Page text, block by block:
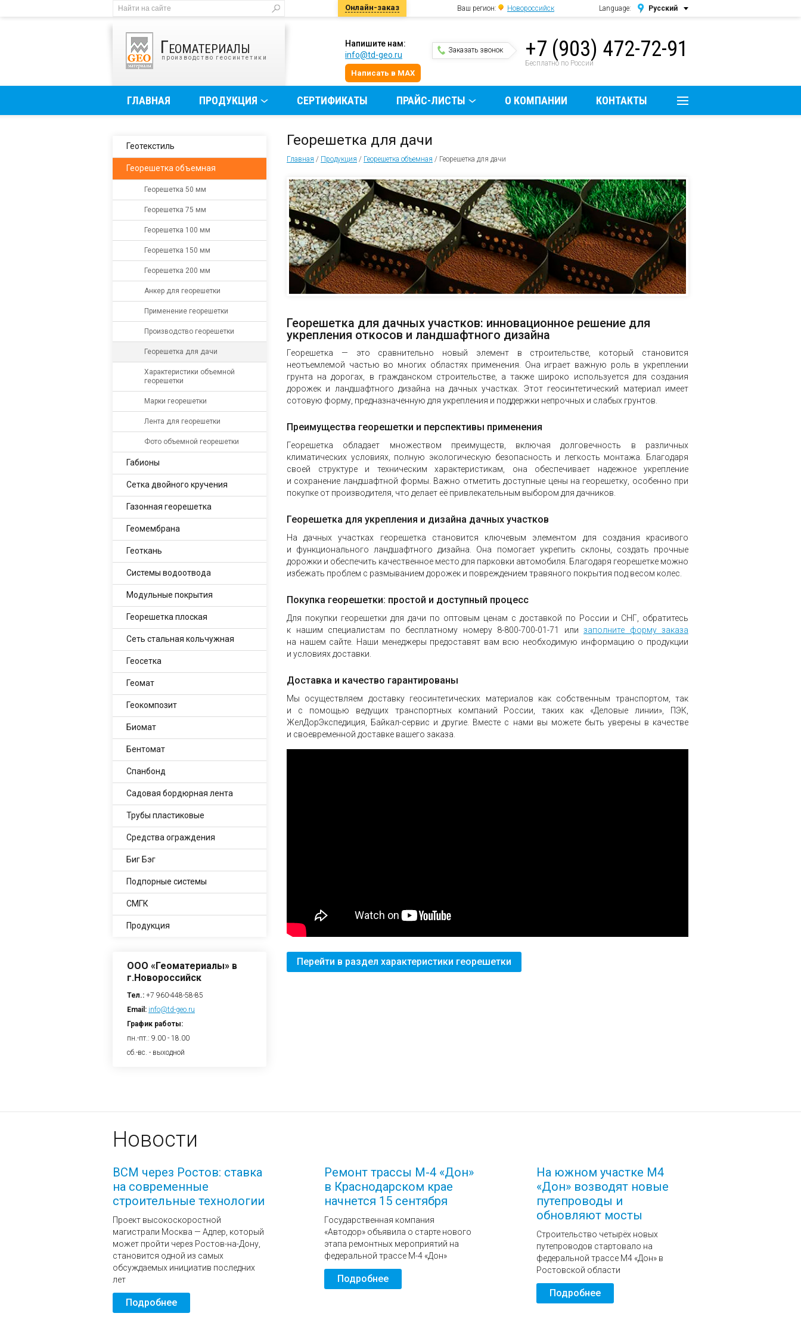
Онлайн-заказ Ваш регион: Новороссийск Language: Русский
English
+7 (903) 472-72-91
Бесплатно по России
Заказать звонок
Напишите нам:
info@td-geo.ru
Написать в MAX
Геоматериалы
производство геосинтетики
ГЛАВНАЯ ПРОДУКЦИЯ СЕРТИФИКАТЫ ПРАЙС-ЛИСТЫ О КОМПАНИИ КОНТАКТЫ
Георешетка для дачи
Главная / Продукция / Георешетка объемная / Георешетка для дачи
Георешетка для дачных участков: инновационное решение для
укрепления откосов и ландшафтного дизайна
Георешетка — это сравнительно новый элемент в строительстве, который становится
неотъемлемой частью во многих областях применения. Она играет важную роль в укреплении
грунта на дорогах, в гражданском строительстве, а также широко используется для создания
дорожек и ландшафтного дизайна на дачных участках. Этот геосинтетический материал имеет
сотовую форму, предназначенную для укрепления и поддержки непрочных и слабых грунтов.
Преимущества георешетки и перспективы применения
Георешетка обладает множеством преимуществ, включая долговечность в различных
климатических условиях, полную экологическую безопасность и легкость монтажа. Благодаря
своей структуре и техническим характеристикам, она обеспечивает надежное укрепление
и сохранение ландшафтной формы. Важно отметить доступные цены на георешетку, особенно при
покупке от производителя, что делает её привлекательным выбором для дачников.
Георешетка для укрепления и дизайна дачных участков
На дачных участках георешетка становится ключевым элементом для создания красивого
и функционального ландшафтного дизайна. Она помогает укрепить склоны, создать прочные
дорожки и обеспечить качественное место для парковки автомобиля. Благодаря георешетке можно
избежать проблем с размыванием дорожек и повреждением травяного покрытия под весом колес.
Покупка георешетки: простой и доступный процесс
Для покупки георешетки для дачи по оптовым ценам с доставкой по России и СНГ, обратитесь
к нашим специалистам по бесплатному номеру 8-800-700-01-71 или заполните форму заказа
на нашем сайте. Наши менеджеры предоставят вам всю необходимую информацию о продукции
и условиях доставки.
Доставка и качество гарантированы
Мы осуществляем доставку геосинтетических материалов как собственным транспортом, так
и с помощью ведущих транспортных компаний России, таких как «Деловые линии», ПЭК,
ЖелДорЭкспедиция, Байкал-сервис и другие. Вместе с нами вы можете быть уверены в качестве
и своевременной доставке вашего заказа.
Перейти в раздел характеристики георешетки
Геотекстиль
Георешетка объемная
Георешетка 50 мм
Георешетка 75 мм
Георешетка 100 мм
Георешетка 150 мм
Георешетка 200 мм
Анкер для георешетки
Применение георешетки
Производство георешетки
Георешетка для дачи
Характеристики объемной
георешетки
Марки георешетки
Лента для георешетки
Фото объемной георешетки
Габионы
Сетка двойного кручения
Газонная георешетка
Геомембрана
Геоткань
Системы водоотвода
Модульные покрытия
Георешетка плоская
Сеть стальная кольчужная
Геосетка
Геомат
Геокомпозит
Биомат
Бентомат
Спанбонд
Садовая бордюрная лента
Трубы пластиковые
Средства ограждения
Биг Бэг
Подпорные системы
СМГК
Продукция
ООО «Геоматериалы» в
г.Новороссийск
Тел.: +7 960-448-58-85
Email: info@td-geo.ru
График работы:
пн.-пт.: 9.00 - 18.00
сб.-вс. - выходной
Новости
ВСМ через Ростов: ставка
на современные
строительные технологии
Проект высокоскоростной
магистрали Москва — Адлер, который
может пройти через Ростов-на-Дону,
становится одной из самых
обсуждаемых инициатив последних
лет
Подробнее
Ремонт трассы М-4 «Дон»
в Краснодарском крае
начнется 15 сентября
Государственная компания
«Автодор» объявила о старте нового
этапа ремонтных мероприятий на
федеральной трассе М-4 «Дон»
Подробнее
На южном участке М4
«Дон» возводят новые
путепроводы и
обновляют мосты
Строительство четырёх новых
путепроводов стартовало на
федеральной трассе М4 «Дон» в
Ростовской области
Подробнее